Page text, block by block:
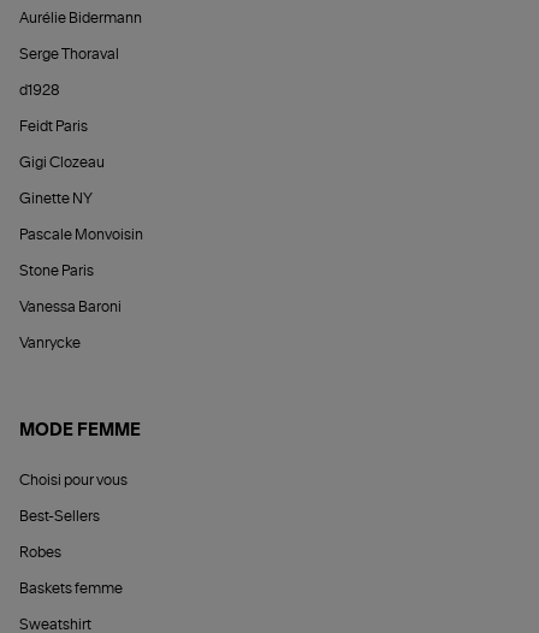
Aurélie Bidermann
Serge Thoraval
d1928
Feidt Paris
Gigi Clozeau
Ginette NY
Pascale Monvoisin
Stone Paris
Vanessa Baroni
Vanrycke
MODE FEMME
Choisi pour vous
Best-Sellers
Robes
Baskets femme
Sweatshirt